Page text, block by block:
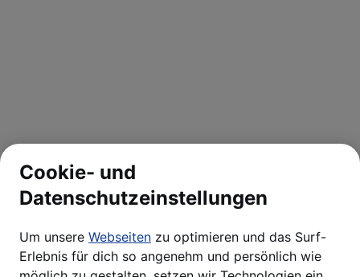
Cookie- und
Datenschutzeinstellungen
Um unsere Webseiten zu optimieren und das Surf-
Erlebnis für dich so angenehm und persönlich wie